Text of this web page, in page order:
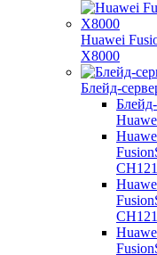
Huawei
X8000
Блейд-